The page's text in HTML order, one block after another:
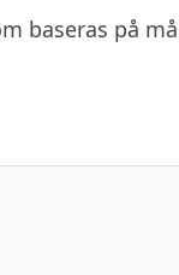
baseras på